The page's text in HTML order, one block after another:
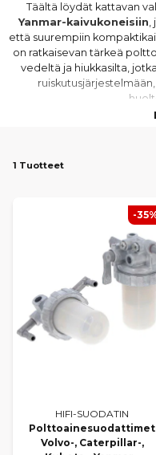
Täältä löydät kattavan
Yanmar-kaivukoneisiin,
että suurempiin
on ratkaisevan tärkeä
vedeltä ja hiukkasilta,
suodattimella saat
YANMAR-
ON
B03, B05,
B14, B15,
B27,
B37,
1 Tuotteet
HIFI-SUODATIN
Polttoainesuodattimet
Volvo-, Caterpillar-,
-